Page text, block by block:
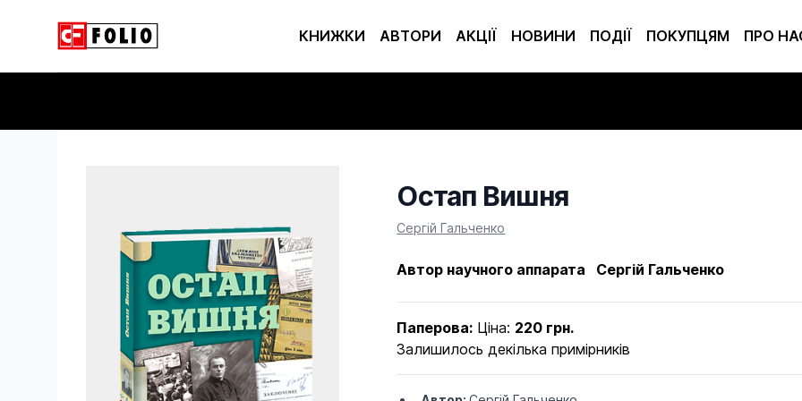
КНИЖКИ АВТОРИ АКЦІЇ НОВИНИ ПОДІЇ ПОКУПЦЯМ ПРО
Остап Вишня
Product information
Сергій Гальченко
Автор научного аппарата Сергій Гальченко
Паперова: Ціна: 220 грн.
Залишилось декілька примірників